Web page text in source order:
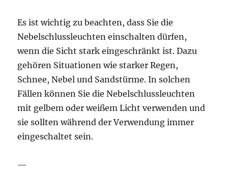
Es ist wichtig zu beachten, dass Sie die
Nebelschlussleuchten einschalten dürfen,
wenn die Sicht stark eingeschränkt ist. Dazu
gehören Situationen wie starker Regen,
Schnee, Nebel und Sandstürme. In solchen
Fällen können Sie die Nebelschlussleuchten
mit gelbem oder weißem Licht verwenden und
sie sollten während der Verwendung immer
eingeschaltet sein.
—